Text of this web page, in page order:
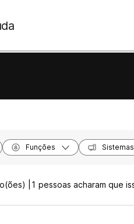
Funções
| 1 pessoas acharam que